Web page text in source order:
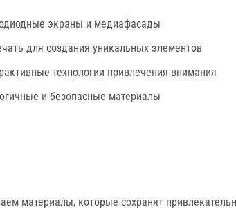
экраны и медиафасады
для создания уникальных элементов
технологии привлечения внимания
и безопасные материалы
материалы, которые сохранят